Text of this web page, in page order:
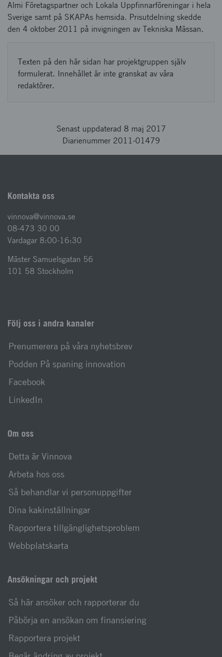
Almi Företagspartner och Lokala Uppfinnarföreningar i hela
Sverige samt på SKAPAs hemsida. Prisutdelning skedde
den 4 oktober 2011 på invigningen av Tekniska Mässan.
Texten på den här sidan har projektgruppen själv
formulerat. Innehållet är inte granskat av våra
redaktörer.
Senast uppdaterad 8 maj 2017
Diarienummer 2011-01479
Kontakta oss
vinnova@vinnova.se
08-473 30 00
Vardagar 8:00-16:30
Mäster Samuelsgatan 56
101 58 Stockholm
Följ oss i andra kanaler
Prenumerera på våra nyhetsbrev
Podden På spaning innovation
Facebook
LinkedIn
Om oss
Detta är Vinnova
Arbeta hos oss
Så behandlar vi personuppgifter
Dina kakinställningar
Rapportera tillgänglighetsproblem
Webbplatskarta
Ansökningar och projekt
Så här ansöker och rapporterar du
Påbörja en ansökan om finansiering
Rapportera projekt